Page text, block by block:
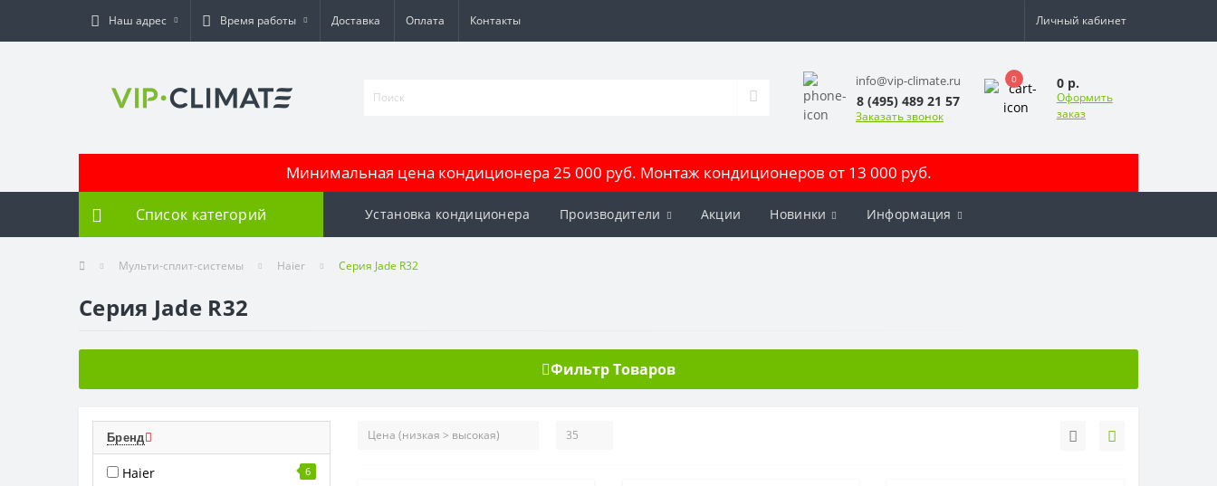
Наш адрес Время работы Доставка Оплата Контакты Личный кабинет
info@vip-climate.ru
8 (495) 489 21 57
Заказать звонок
0 0 р.
Оформить
заказ
Минимальная цена кондиционера 25 000 руб. Монтаж кондиционеров от 13 000 руб.
Список категорий Установка кондиционера Производители Акции Новинки Информация
Мульти-сплит-системы Haier Серия Jade R32
Серия Jade R32
Фильтр Товаров
Бренд
Haier 6